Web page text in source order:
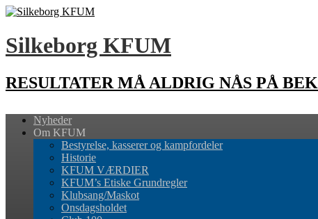
Silkeborg KFUM
RESULTATER MÅ ALDRIG NÅS PÅ
Nyheder
Om KFUM
Bestyrelse, kasserer og kampfordeler
Historie
KFUM VÆRDIER
KFUM’s Etiske Grundregler
Klubsang/Maskot
Onsdagsholdet